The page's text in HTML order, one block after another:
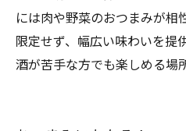
には肉や野菜のおつまみが相
限定せず、幅広い味わいを提
酒が苦手な方でも楽しめる場